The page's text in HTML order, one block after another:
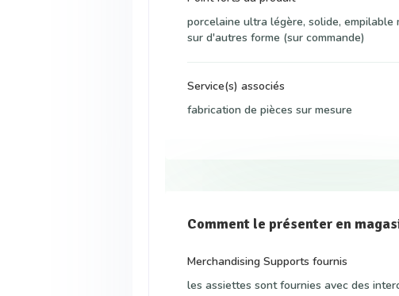
porcelaine ultra légère, solide,
sur d'autres forme (sur commande)
Service(s) associés
fabrication de pièces sur mesure
Comment le présenter en
Merchandising Supports fournis
les assiettes sont fournies avec des